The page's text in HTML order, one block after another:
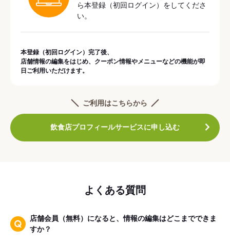
ら本登録（初回ログイン）をしてくださ
い。
本登録（初回ログイン）完了後、
店舗情報の編集をはじめ、クーポン情報やメニューなどの機能が即
日ご利用いただけます。
ご利用はこちらから
飲食店プロフィールサービスに申し込む
よくある質問
店舗会員（無料）になると、情報の編集はどこまでできま
すか？